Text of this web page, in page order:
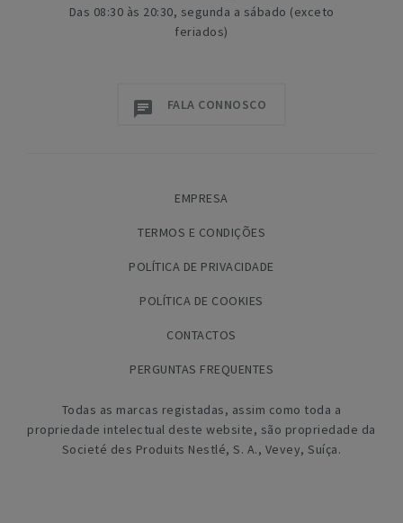
Das 08:30 às 20:30, segunda a sábado (exceto
feriados)
FALA CONNOSCO
EMPRESA
TERMOS E CONDIÇÕES
POLÍTICA DE PRIVACIDADE
POLÍTICA DE COOKIES
CONTACTOS
PERGUNTAS FREQUENTES
Todas as marcas registadas, assim como toda a
propriedade intelectual deste website, são propriedade da
Societé des Produits Nestlé, S. A., Vevey, Suíça.